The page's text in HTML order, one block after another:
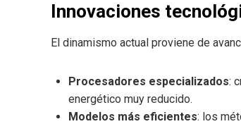
Innovaciones
El dinamismo actual proviene de
Procesadores especializados:
energético muy reducido.
Modelos más eficientes: los